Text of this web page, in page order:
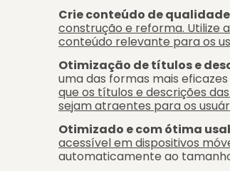
Crie conteúdo de qualidade
construção e reforma. Utilize
conteúdo relevante para os
Otimização de títulos e
uma das formas mais
que os títulos e descrições
sejam atraentes para os
Otimizado e com ótima
acessível em dispositivos
automaticamente ao